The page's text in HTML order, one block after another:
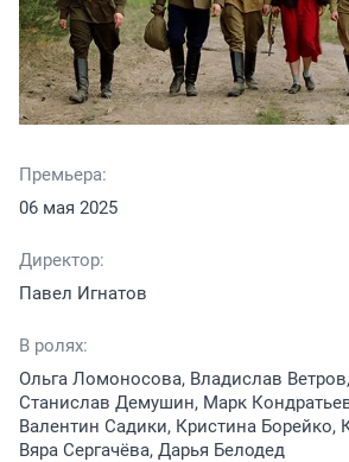
Премьера:
06 мая 2025
Директор:
Павел Игнатов
В ролях:
Ольга Ломоносова, Владислав
Станислав Демушин, Марк
Валентин Садики, Кристина Борейко,
Вяра Сергачёва, Дарья Белодед